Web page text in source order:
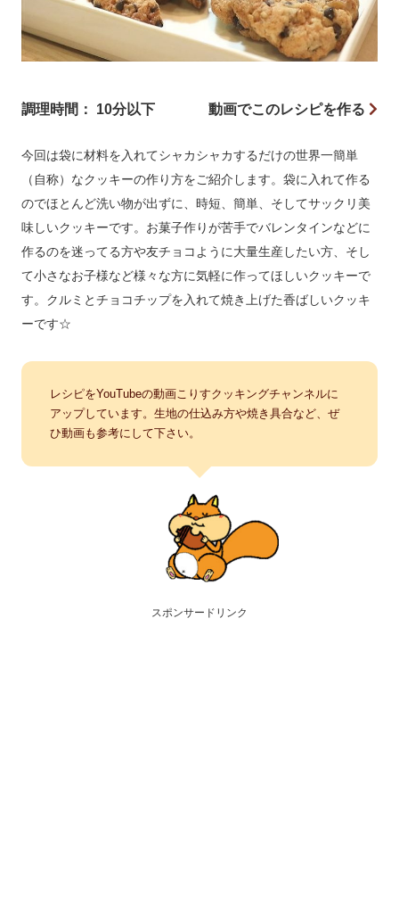
調理時間： 10分以下 動画でこのレシピを作る
今回は袋に材料を入れてシャカシャカするだけの世界一簡単
（自称）なクッキーの作り方をご紹介します。袋に入れて作る
のでほとんど洗い物が出ずに、時短、簡単、そしてサックリ美
味しいクッキーです。お菓子作りが苦手でバレンタインなどに
作るのを迷ってる方や友チョコように大量生産したい方、そし
て小さなお子様など様々な方に気軽に作ってほしいクッキーで
す。クルミとチョコチップを入れて焼き上げた香ばしいクッキ
ーです☆
レシピをYouTubeの動画こりすクッキングチャンネルに
アップしています。生地の仕込み方や焼き具合など、ぜ
ひ動画も参考にして下さい。
スポンサードリンク